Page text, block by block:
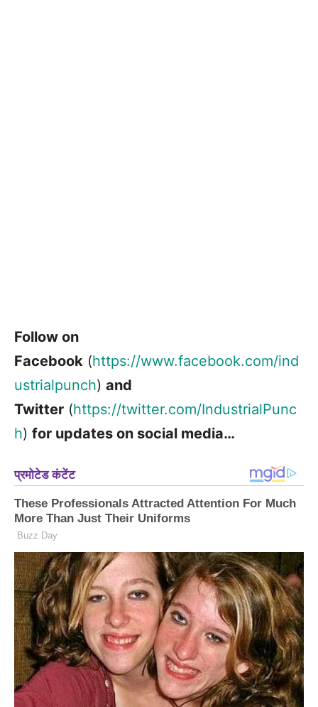
Follow on
Facebook (https://www.facebook.com/ind
ustrialpunch) and
Twitter (https://twitter.com/IndustrialPunc
h) for updates on social media…